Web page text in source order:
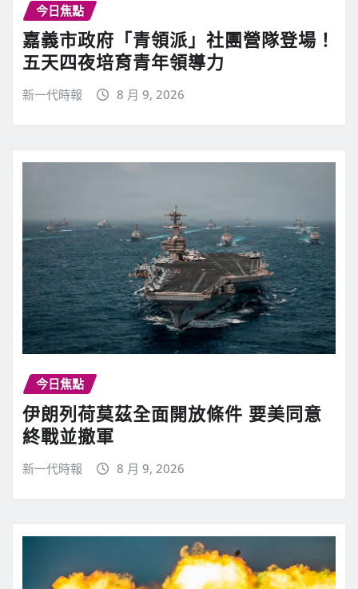
今日焦點
嘉義市政府「青領派」社團營隊登場！
五天四夜培育青年領導力
新一代時報 8 月 9, 2026
今日焦點
伊朗列荷莫茲全面開放條件 要美同意
終戰並撤軍
新一代時報 8 月 9, 2026